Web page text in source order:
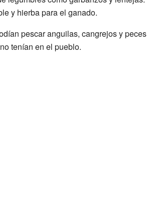
y hierba para el ganado.
pescar anguilas, cangrejos y peces
tenían en el pueblo.